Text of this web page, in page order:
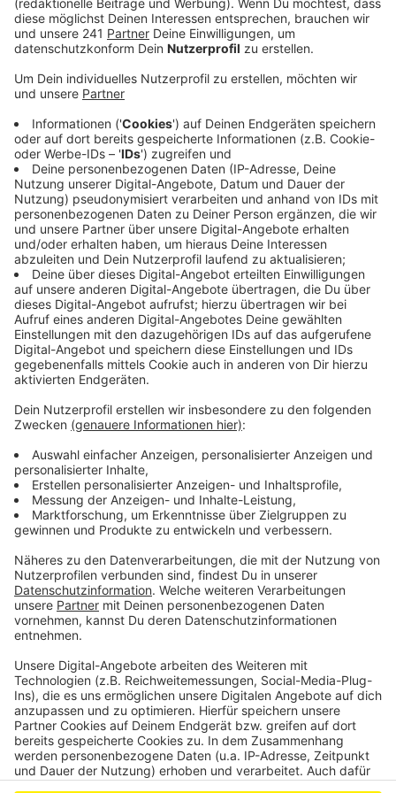
Anzeige
Plätzen der Stadt, danach in Shisha-Bars und
Gaststätten.
Veröffentlicht:Samstag, 27.06.2026 12:30
Anzeige
Großer Kontroll-Einsatz in Bonn - auf Straßen
und Plätzen sowie in Bars
Anzeige
Die Beamten stellten drei Messer und einen
Schlagstock sicher. Außerdem leiteten sie drei
Verfahren ein, eins wegen Ladendiebstahls und zwei
wegen Körperverletzung. Eine Person wurde beim
Kiffen in der Nähe eines Kinderspielplatzes erwischt,
ein paar Jugendliche mit Vapes und Zigaretten. Vier
Shisha-Bars hat der Zoll kontrolliert, und in jeder
wurden die Beamten fündig: Sie entdeckten
unversteuerten Shisha-Tabak. Dazu gab es auch
arbeitsrechtliche Probleme, Schwarzarbeit zum
Beispiel. In einem Fall wurde nicht der Mindestlohn
gezahlt. Die Ermittlungen gehen weiter.
Anzeige
Anzeige